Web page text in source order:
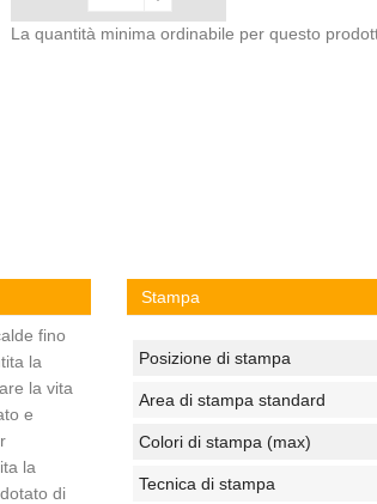
La quantità minima ordinabile per questo
fino
la
la vita
e
la
di
Stampa
Posizione di stampa
Area di stampa standard
Colori di stampa (max)
Tecnica di stampa